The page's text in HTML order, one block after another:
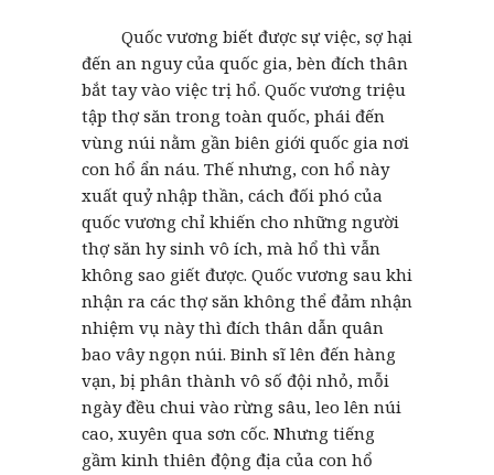
Quốc vương biết được sự việc, sợ hại
đến an nguy của quốc gia, bèn đích thân
bắt tay vào việc trị hổ. Quốc vương triệu
tập thợ săn trong toàn quốc, phái đến
vùng núi nằm gần biên giới quốc gia nơi
con hổ ẩn náu. Thế nhưng, con hổ này
xuất quỷ nhập thần, cách đối phó của
quốc vương chỉ khiến cho những người
thợ săn hy sinh vô ích, mà hổ thì vẫn
không sao giết được. Quốc vương sau khi
nhận ra các thợ săn không thể đảm nhận
nhiệm vụ này thì đích thân dẫn quân
bao vây ngọn núi. Binh sĩ lên đến hàng
vạn, bị phân thành vô số đội nhỏ, mỗi
ngày đều chui vào rừng sâu, leo lên núi
cao, xuyên qua sơn cốc. Nhưng tiếng
gầm kinh thiên động địa của con hổ